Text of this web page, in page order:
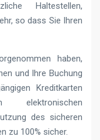
Haltestellen,
so dass Sie Ihren
haben,
und Ihre Buchung
Kreditkarten
des sicheren
zu 100% sicher.